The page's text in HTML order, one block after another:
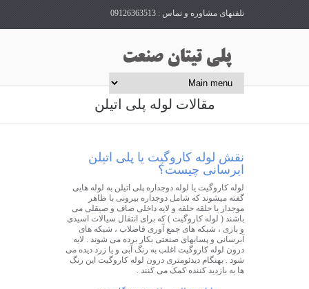
تلفنهای مشاوره و تماس : 09126363513
مقالات لوله پلی اتیلن
نقش لوله کاروگیت یا پلی اتیلن
ابرسانی چیست؟
لوله کاروگیت یا لوله دوجداره پلی اتیلن به لوله هایی
گفته میشوند که شامل دوجداره بیرونی با ظاهر
موجدار یا حلقه حلقه و لایه داخلی صاف و صیقلی می
باشند ( لوله کاروگیت ) که برای انتقال سیالات اسیدی
و بازی ، شبکه های جمع آوری فاضلاب ، شبکه های
آبرسانی و پسابهای صنعتی بکار برده می شوند . لایه
درون لوله کاروگیت اغلب به رنگ آبی و یا زرد دیده می
شود . بهنگام دیدئومتری درون لوله کاروگیت این رنگ
ها به بازدید کننده کمک می کنند .